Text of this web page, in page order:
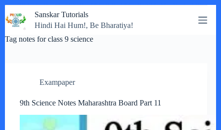
to
content
Sanskar Tutorials
Hindi Hai Hum!, Be Bharatiya!
Tag notes for class 9 science
Exampaper
9th Science Notes Maharashtra Board Part 11